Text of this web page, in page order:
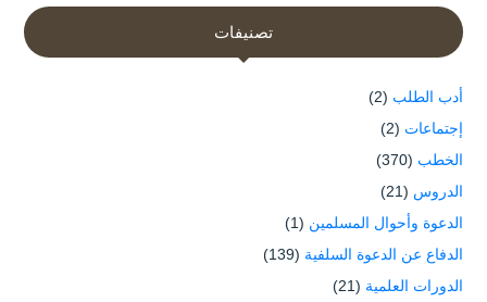
تصنيفات
أدب الطلب (2)
إجتماعات (2)
الخطب (370)
الدروس (21)
الدعوة وأحوال المسلمين (1)
الدفاع عن الدعوة السلفية (139)
الدورات العلمية (21)